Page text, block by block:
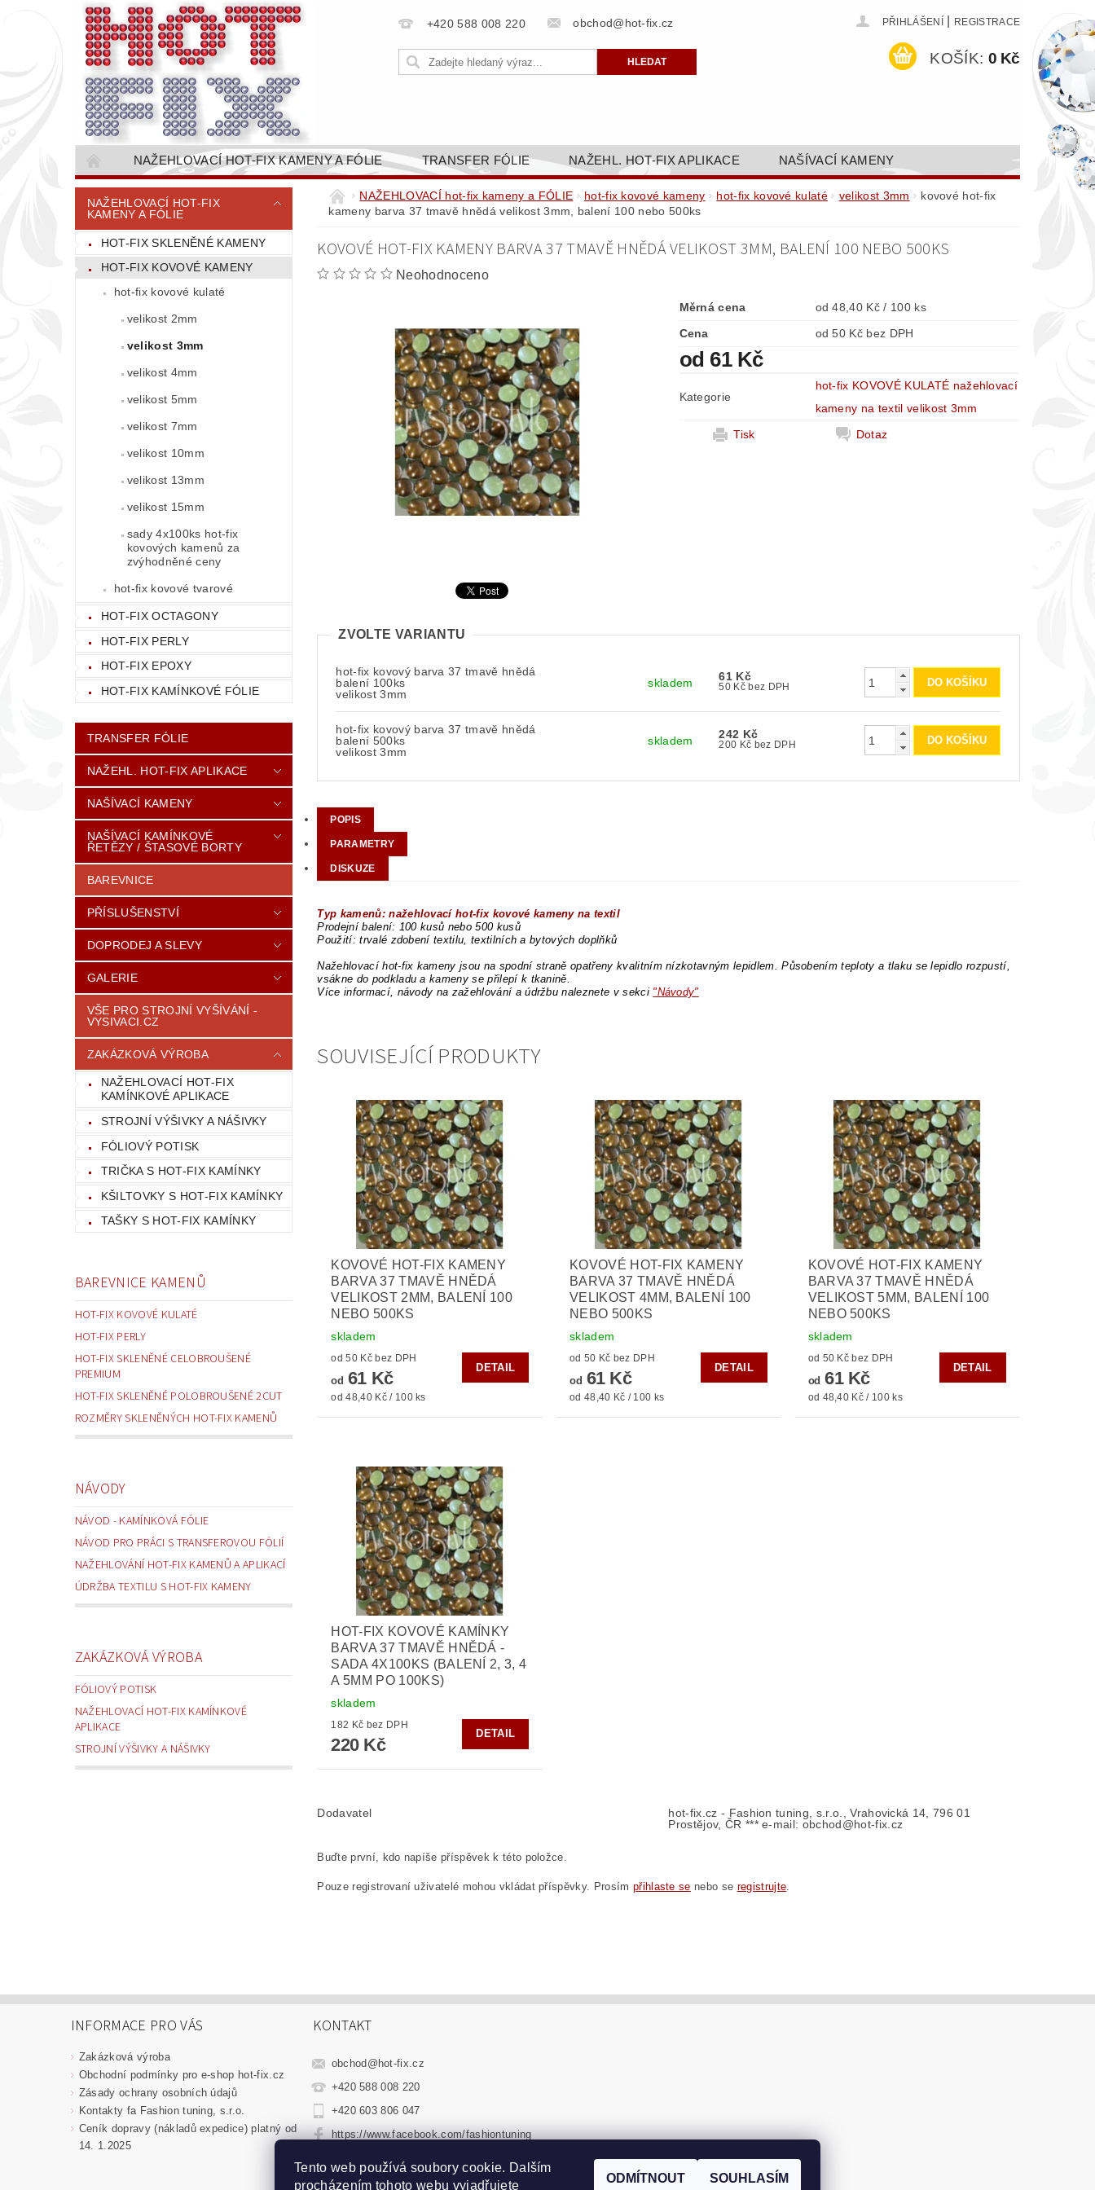
+420 588 008 220 obchod@hot-fix.cz PŘIHLÁŠENÍ REGISTRACE
KOŠÍK: 0 Kč
NAŽEHLOVACÍ HOT-FIX KAMENY A FÓLIE TRANSFER FÓLIE NAŽEHL. HOT-FIX APLIKACE NAŠÍVACÍ KAMENY
NAŠÍVACÍ KAMÍNKOVÉ ŘETĚZY / ŠTASOVÉ BORTY BAREVNICE PŘÍSLUŠENSTVÍ DOPRODEJ A SLEVY GALERIE
VŠE PRO STROJNÍ VYŠÍVÁNÍ - VYSIVACI.CZ ZAKÁZKOVÁ VÝROBA NAPIŠTE NÁM KONTAKTY FA FASHION TUNING, S.R.O.
BAREVNICE KAMENŮ OBCHODNÍ PODMÍNKY PRO E-SHOP HOT-FIX.CZ ZÁSADY OCHRANY OSOBNÍCH ÚDAJŮ
CENÍK DOPRAVY (NÁKLADŮ EXPEDICE) PLATNÝ OD 14. 1.2025
NAŽEHLOVACÍ HOT-FIX
KAMENY A FÓLIE
HOT-FIX SKLENĚNÉ KAMENY
HOT-FIX KOVOVÉ KAMENY
hot-fix kovové kulaté
velikost 2mm
velikost 3mm
velikost 4mm
velikost 5mm
velikost 7mm
velikost 10mm
velikost 13mm
velikost 15mm
sady 4x100ks hot-fix
kovových kamenů za
zvýhodněné ceny
hot-fix kovové tvarové
HOT-FIX OCTAGONY
HOT-FIX PERLY
HOT-FIX EPOXY
HOT-FIX KAMÍNKOVÉ FÓLIE
TRANSFER FÓLIE
NAŽEHL. HOT-FIX APLIKACE
NAŠÍVACÍ KAMENY
NAŠÍVACÍ KAMÍNKOVÉ
ŘETĚZY / ŠTASOVÉ BORTY
BAREVNICE
PŘÍSLUŠENSTVÍ
DOPRODEJ A SLEVY
GALERIE
VŠE PRO STROJNÍ VYŠÍVÁNÍ -
VYSIVACI.CZ
ZAKÁZKOVÁ VÝROBA
NAŽEHLOVACÍ HOT-FIX
KAMÍNKOVÉ APLIKACE
STROJNÍ VÝŠIVKY A NÁŠIVKY
FÓLIOVÝ POTISK
TRIČKA S HOT-FIX KAMÍNKY
KŠILTOVKY S HOT-FIX KAMÍNKY
TAŠKY S HOT-FIX KAMÍNKY
BAREVNICE KAMENŮ
HOT-FIX KOVOVÉ KULATÉ
HOT-FIX PERLY
HOT-FIX SKLENĚNÉ CELOBROUŠENÉ
PREMIUM
HOT-FIX SKLENĚNÉ POLOBROUŠENÉ 2CUT
ROZMĚRY SKLENĚNÝCH HOT-FIX KAMENŮ
NÁVODY
NÁVOD - KAMÍNKOVÁ FÓLIE
NÁVOD PRO PRÁCI S TRANSFEROVOU FÓLIÍ
NAŽEHLOVÁNÍ HOT-FIX KAMENŮ A APLIKACÍ
ÚDRŽBA TEXTILU S HOT-FIX KAMENY
ZAKÁZKOVÁ VÝROBA
FÓLIOVÝ POTISK
NAŽEHLOVACÍ HOT-FIX KAMÍNKOVÉ
APLIKACE
STROJNÍ VÝŠIVKY A NÁŠIVKY
NAŽEHLOVACÍ hot-fix kameny a FÓLIE hot-fix kovové kameny hot-fix kovové kulaté velikost 3mm
kovové hot-fix
kameny barva 37 tmavě hnědá velikost 3mm, balení 100 nebo 500ks
KOVOVÉ HOT-FIX KAMENY BARVA 37 TMAVĚ HNĚDÁ VELIKOST 3MM, BALENÍ 100 NEBO 500KS
Neohodnoceno
Měrná cena
od 48,40 Kč / 100 ks
Cena
od 50 Kč bez DPH
od 61 Kč
Kategorie
hot-fix KOVOVÉ KULATÉ nažehlovací
kameny na textil velikost 3mm
Tisk
Dotaz
ZVOLTE VARIANTU
hot-fix kovový barva 37 tmavě hnědá
balení 100ks
velikost 3mm
skladem 61 Kč
50 Kč bez DPH
hot-fix kovový barva 37 tmavě hnědá
balení 500ks
velikost 3mm
skladem 242 Kč
200 Kč bez DPH
POPIS
PARAMETRY
DISKUZE
Typ kamenů: nažehlovací hot-fix kovové kameny na textil
Prodejní balení: 100 kusů nebo 500 kusů
Použití: trvalé zdobení textilu, textilních a bytových doplňků
Nažehlovací hot-fix kameny jsou na spodní straně opatřeny kvalitním nízkotavným lepidlem. Působením teploty a tlaku se lepidlo rozpustí,
vsákne do podkladu a kameny se přilepí k tkanině.
Více informací, návody na zažehlování a údržbu naleznete v sekci "Návody"
SOUVISEJÍCÍ PRODUKTY
KOVOVÉ HOT-FIX KAMENY
BARVA 37 TMAVĚ HNĚDÁ
VELIKOST 2MM, BALENÍ 100
NEBO 500KS
skladem
od 50 Kč bez DPH
od 61 Kč
od 48,40 Kč / 100 ks
DETAIL
KOVOVÉ HOT-FIX KAMENY
BARVA 37 TMAVĚ HNĚDÁ
VELIKOST 4MM, BALENÍ 100
NEBO 500KS
skladem
od 50 Kč bez DPH
od 61 Kč
od 48,40 Kč / 100 ks
DETAIL
KOVOVÉ HOT-FIX KAMENY
BARVA 37 TMAVĚ HNĚDÁ
VELIKOST 5MM, BALENÍ 100
NEBO 500KS
skladem
od 50 Kč bez DPH
od 61 Kč
od 48,40 Kč / 100 ks
DETAIL
HOT-FIX KOVOVÉ KAMÍNKY
BARVA 37 TMAVĚ HNĚDÁ -
SADA 4X100KS (BALENÍ 2, 3, 4
A 5MM PO 100KS)
skladem
182 Kč bez DPH
220 Kč
DETAIL
Dodavatel
hot-fix.cz - Fashion tuning, s.r.o., Vrahovická 14, 796 01
Prostějov, ČR *** e-mail: obchod@hot-fix.cz
Buďte první, kdo napíše příspěvek k této položce.
Pouze registrovaní uživatelé mohou vkládat příspěvky. Prosím přihlaste se nebo se registrujte
INFORMACE PRO VÁS
Zakázková výroba
Obchodní podmínky pro e-shop hot-fix.cz
Zásady ochrany osobních údajů
Kontakty fa Fashion tuning, s.r.o.
Ceník dopravy (nákladů expedice) platný od
14. 1.2025
KONTAKT
obchod @ hot-fix.cz
+420 588 008 220
+420 603 806 047
https://www.facebook.com/fashiontuning
Tento web používá soubory cookie. Dalším
procházením tohoto webu vyjadřujete
ODMÍTNOUT SOUHLASÍM